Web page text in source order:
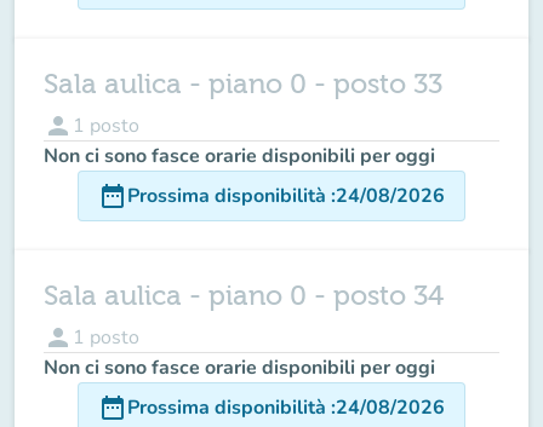
Sala aulica - piano 0 - posto 33
person 1 posto
Non ci sono fasce orarie disponibili per oggi
date_rangeProssima disponibilità :24/08/2026
Sala aulica - piano 0 - posto 34
person 1 posto
Non ci sono fasce orarie disponibili per oggi
date_rangeProssima disponibilità :24/08/2026